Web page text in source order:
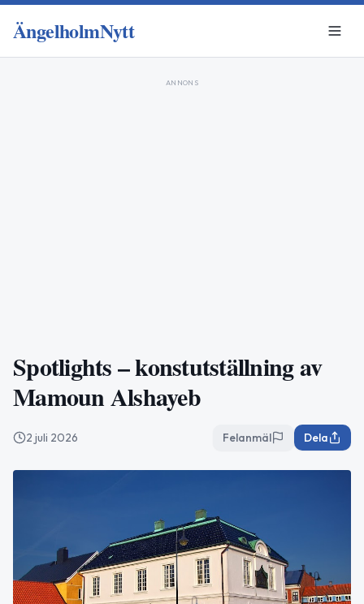
ÄngelholmNytt
ANNONS
Spotlights – konstutställning av
Mamoun Alshayeb
2 juli 2026 Felanmäl Dela